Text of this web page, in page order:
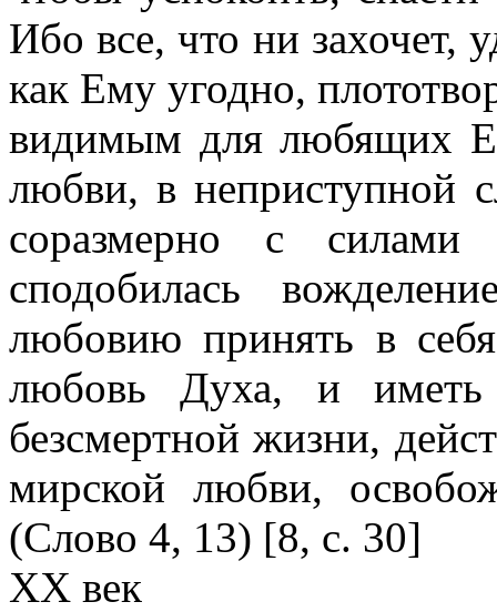
Ибо все, что ни захочет,
как Ему угодно,
видимым для любящих
любви, в неприступной
соразмерно с
сподобилась
любовию принять в
любовь Духа, и
безсмертной жизни,
мирской любви,
(Слово 4, 13) [8, с. 30]
XX век